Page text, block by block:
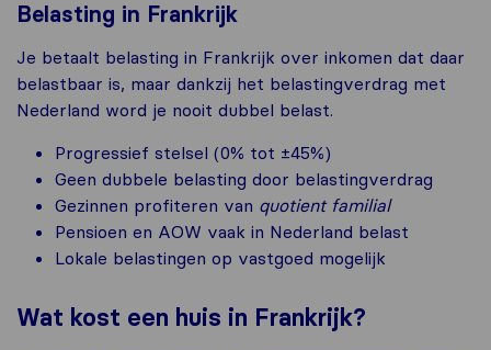
Belasting in Frankrijk
Je betaalt belasting in Frankrijk over inkomen dat daar
belastbaar is, maar dankzij het belastingverdrag met
Nederland word je nooit dubbel belast.
Progressief stelsel (0% tot ±45%)
Geen dubbele belasting door belastingverdrag
Gezinnen profiteren van quotient familial
Pensioen en AOW vaak in Nederland belast
Lokale belastingen op vastgoed mogelijk
Wat kost een huis in Frankrijk?